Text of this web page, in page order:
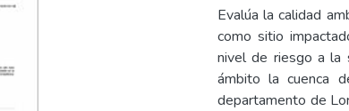
Evalúa la calidad
como sitio
nivel de riesgo a la
ámbito la cuenca
departamento de